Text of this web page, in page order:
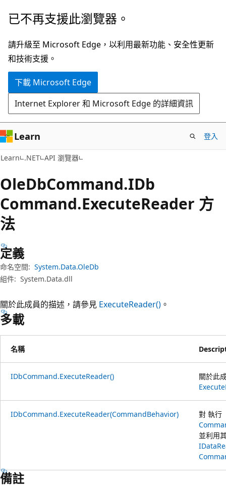
跳
主
要
內
跳
頁
面
內
覽
已不再支援此瀏覽器。
請升級至 Microsoft Edge，以利用最新功能、安全性更新
和技術支援。
下載 Microsoft Edge
Internet Explorer 和 Microsoft Edge 的詳細資訊
Learn 登入
Learn .NET API 瀏覽器
OleDbCommand.IDb
Command.ExecuteReader 方
法
定義
命名空間: System.Data.OleDb
組件: System.Data.dll
關於此成員的描述，請參見 ExecuteReader() 。
多載
名稱
IDbCommand.ExecuteReader()
關於此
IDbCommand.ExecuteReader(CommandBehavior)
對 執行
並利用
備註